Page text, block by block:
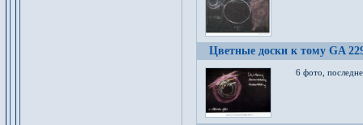
Цветные доски к тому GA
6 фото,